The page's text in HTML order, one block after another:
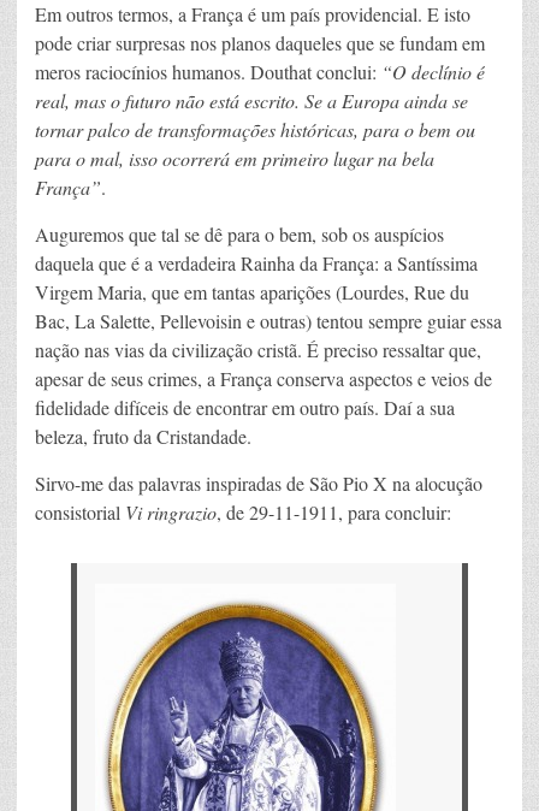
Em outros termos, a França é um país providencial. E isto
pode criar surpresas nos planos daqueles que se fundam em
meros raciocínios humanos. Douthat conclui: “O declínio é
real, mas o futuro não está escrito. Se a Europa ainda se
tornar palco de transformações históricas, para o bem ou
para o mal, isso ocorrerá em primeiro lugar na bela
França”.
Auguremos que tal se dê para o bem, sob os auspícios
daquela que é a verdadeira Rainha da França: a Santíssima
Virgem Maria, que em tantas aparições (Lourdes, Rue du
Bac, La Salette, Pellevoisin e outras) tentou sempre guiar essa
nação nas vias da civilização cristã. É preciso ressaltar que,
apesar de seus crimes, a França conserva aspectos e veios de
fidelidade difíceis de encontrar em outro país. Daí a sua
beleza, fruto da Cristandade.
Sirvo-me das palavras inspiradas de São Pio X na alocução
consistorial Vi ringrazio, de 29-11-1911, para concluir: